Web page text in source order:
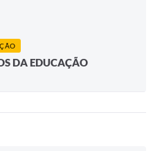
DA EDUCAÇÃO